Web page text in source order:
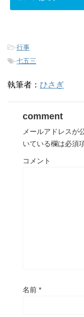
-行事
-七五三
執筆者： ひさぎ
comment
メールアドレスが
いている欄は必須
コメント
名前 *